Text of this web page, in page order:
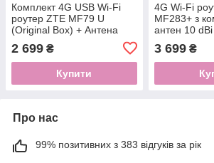
Комплект 4G USB Wi-Fi
роутер ZTE MF79 U
(Original Box) + Антена
кабелю з перехідниками
2 699 ₴
Купити
4G Wi-Fi
MF283+ з
антен 10 dBi
3 699₴
Про нас
99% позитивних з 383 відгуків за рік